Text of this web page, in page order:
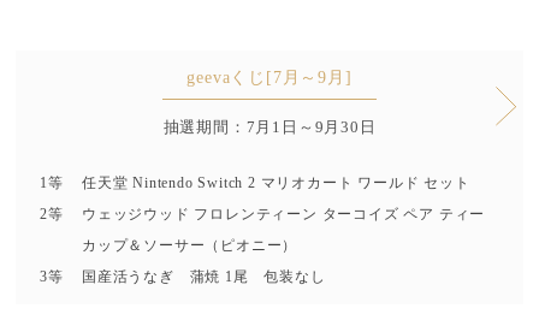
geevaくじ[7月～9月]
抽選期間：7月1日～9月30日
1等
任天堂 Nintendo Switch 2 マリオカート ワールド セット
2等
ウェッジウッド フロレンティーン ターコイズ ペア ティー
カップ＆ソーサー（ピオニー）
3等
国産活うなぎ 蒲焼 1尾 包装なし